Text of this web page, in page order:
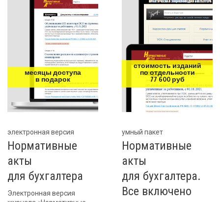
месяцы доступа
в подарок
электронная версия
Нормативные
акты
для бухгалтера
Электронная версия
стоимость изданий
по отдельности
77 600 руб
умный пакет
Нормативные
акты
для бухгалтера.
Все включено